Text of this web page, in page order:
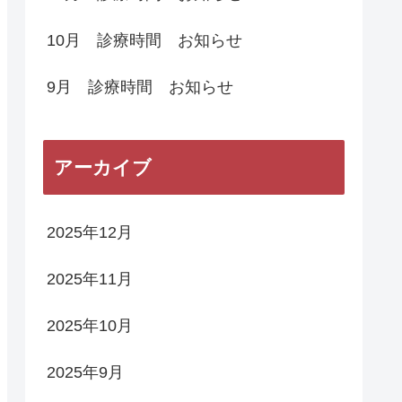
10月 診療時間 お知らせ
9月 診療時間 お知らせ
アーカイブ
2025年12月
2025年11月
2025年10月
2025年9月